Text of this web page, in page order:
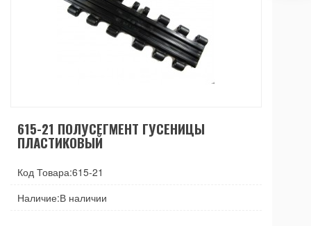
615-21 ПОЛУСЕГМЕНТ ГУСЕНИЦЫ
ПЛАСТИКОВЫЙ
Код Товара:615-21
Наличие:В наличии